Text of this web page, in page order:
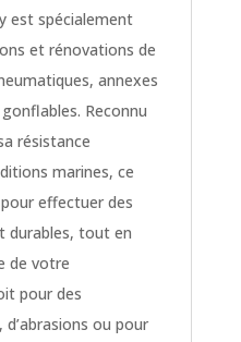
est spécialement
et rénovations de
annexes
Reconnu
résistance
marines, ce
effectuer des
durables, tout en
de votre
pour des
ou pour